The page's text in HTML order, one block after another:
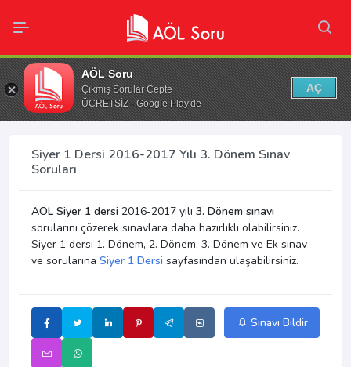
AÖL Soru
Çıkmış Sorular Cepte
ÜCRETSİZ - Google Play'de
AÇ
Siyer 1 Dersi 2016-2017 Yılı 3. Dönem Sınav
Soruları
AÖL Siyer 1 dersi 2016-2017 yılı 3. Dönem sınavı
sorularını çözerek sınavlara daha hazırlıklı olabilirsiniz.
Siyer 1 dersi 1. Dönem, 2. Dönem, 3. Dönem ve Ek sınav
ve sorularına Siyer 1 Dersi sayfasından ulaşabilirsiniz.
Sınavı Bildir